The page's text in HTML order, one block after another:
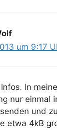
um 9:17
In
nur einmal
und zu
etwa 4kB